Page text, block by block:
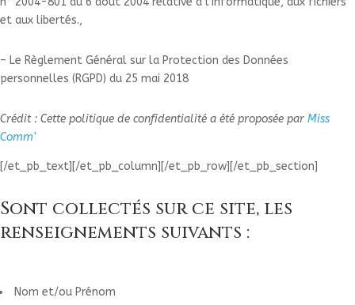
et aux libertés.,
– Le Règlement Général sur la Protection des Données
personnelles (RGPD) du 25 mai 2018
Crédit : Cette politique de confidentialité a été proposée par Miss
Comm’
[/et_pb_text][/et_pb_column][/et_pb_row][/et_pb_section]
Sont collectés sur ce site, les
renseignements suivants :
Nom et/ou Prénom